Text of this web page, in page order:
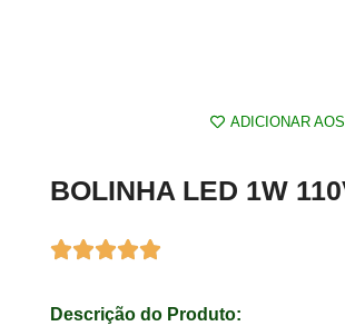
ADICIONAR
BOLINHA LED 1W
Descrição do Produto: